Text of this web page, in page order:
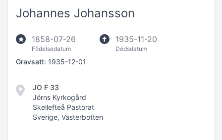
Johannes Johansson
1858-07-26
Födelsedatum
1935-11-20
Dödsdatum
Gravsatt: 1935-12-01
JO F 33
Jörns Kyrkogård
Skellefteå Pastorat
Sverige, Västerbotten